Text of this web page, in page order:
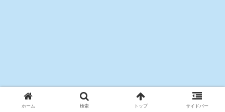
ホーム 検索 トップ サイドバー